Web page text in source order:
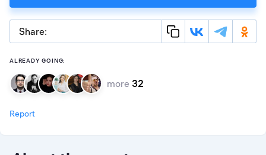
Share:
ALREADY GOING:
more 32
Report